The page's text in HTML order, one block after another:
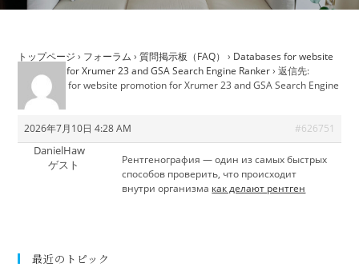
トップページ › フォーラム › 質問掲示板（FAQ） › Databases for website
promotion for Xrumer 23 and GSA Search Engine Ranker › 返信先:
Databases for website promotion for Xrumer 23 and GSA Search Engine
Ranker
2026年7月10日 4:28 AM #626751
DanielHaw
ゲスト
Рентгенография — один из самых быстрых
способов проверить, что происходит
внутри организма как делают рентген
最近のトピック